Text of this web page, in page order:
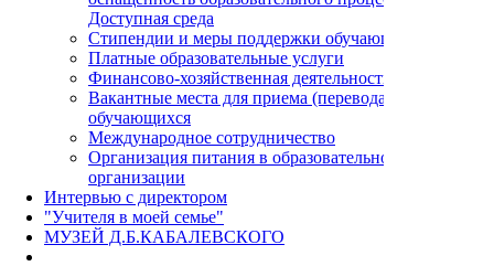
Доступная среда
Стипендии и меры поддержки обучающихся
Платные образовательные услуги
Финансово-хозяйственная деятельность
Вакантные места для приема (перевода)
обучающихся
Международное сотрудничество
Организация питания в образовательной
организации
Интервью с директором
"Учителя в моей семье"
МУЗЕЙ Д.Б.КАБАЛЕВСКОГО